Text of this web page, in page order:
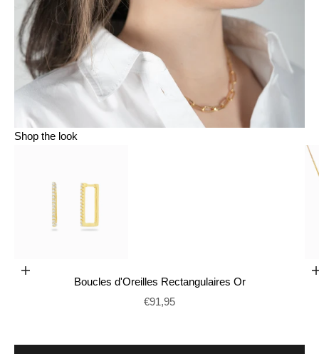
Aller à l'élément 2
Shop the look
Ajouter au panier
Boucles d'Oreilles Rectangulaires Or
Prix de vente
€91,95